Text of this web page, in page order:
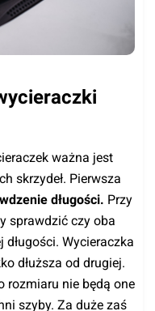
ważna jest
skrzydeł. Pierwsza
długości. Przy
sprawdzić czy oba
Wycieraczka
dłuższa od drugiej.
rozmiaru nie będą one
szyby. Za duże zaś